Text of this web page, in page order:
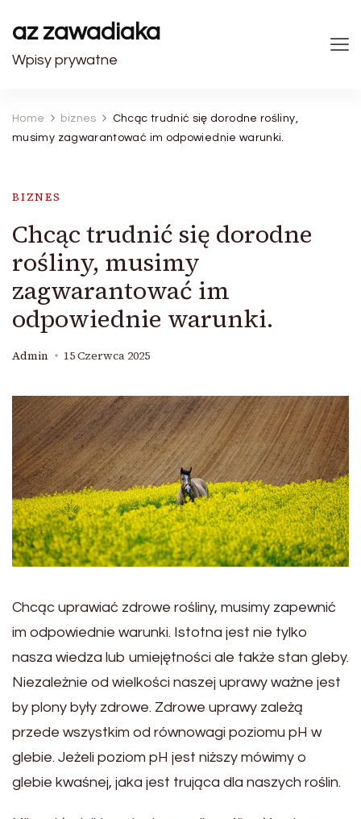
az zawadiaka
Wpisy prywatne
Home biznes
Chcąc trudnić się dorodne rośliny,
musimy zagwarantować im odpowiednie warunki.
BIZNES
Chcąc trudnić się dorodne
rośliny, musimy
zagwarantować im
odpowiednie warunki.
Admin 15 Czerwca 2025
Chcąc uprawiać zdrowe rośliny, musimy zapewnić
im odpowiednie warunki. Istotna jest nie tylko
nasza wiedza lub umiejętności ale także stan gleby.
Niezależnie od wielkości naszej uprawy ważne jest
by plony były zdrowe. Zdrowe uprawy zależą
przede wszystkim od równowagi poziomu pH w
glebie. Jeżeli poziom pH jest niższy mówimy o
glebie kwaśnej, jaka jest trująca dla naszych roślin.